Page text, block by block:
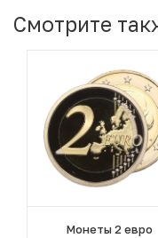
Смотрите
Монеты 2 евро